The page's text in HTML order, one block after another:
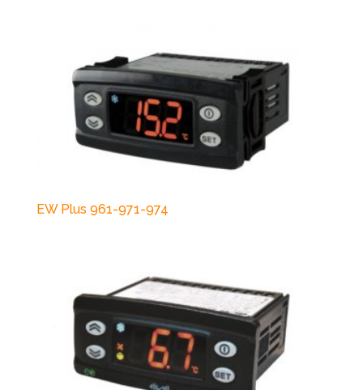
EW Plus 961-971-974